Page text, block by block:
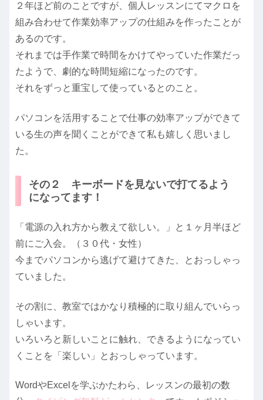
２年ほど前のことですが、個人レッスンにてマクロを
組み合わせて作業効率アップの仕組みを作ったことが
あるのです。
それまでは手作業で時間をかけてやっていた作業だっ
たようで、劇的な時間短縮になったのです。
それをずっと重宝して使っているとのこと。
パソコンを活用することで仕事の効率アップができて
いる生の声を聞くことができて私も嬉しく思いまし
た。
その２ キーボードを見ないで打てるよう
になってます！
「電源の入れ方から教えて欲しい。」と１ヶ月半ほど
前にご入会。（３０代・女性）
今までパソコンから逃げて避けてきた、とおっしゃっ
ていました。
その割に、教室ではかなり積極的に取り組んでいらっ
しゃいます。
いろいろと新しいことに触れ、できるようになってい
くことを「楽しい」とおっしゃっています。
WordやExcelを学ぶかたわら、レッスンの最初の数